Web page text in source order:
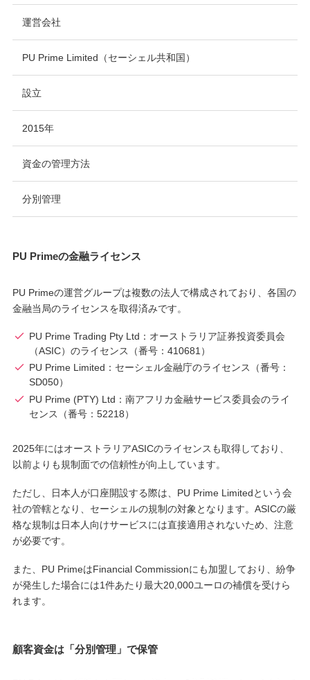
運営会社
PU Prime Limited（セーシェル共和国）
設立
2015年
資金の管理方法
分別管理
PU Primeの金融ライセンス
PU Primeの運営グループは複数の法人で構成されており、各国の
金融当局のライセンスを取得済みです。
PU Prime Trading Pty Ltd：オーストラリア証券投資委員会
（ASIC）のライセンス（番号：410681）
PU Prime Limited：セーシェル金融庁のライセンス（番号：
SD050）
PU Prime (PTY) Ltd：南アフリカ金融サービス委員会のライ
センス（番号：52218）
2025年にはオーストラリアASICのライセンスも取得しており、
以前よりも規制面での信頼性が向上しています。
ただし、日本人が口座開設する際は、PU Prime Limitedという会
社の管轄となり、セーシェルの規制の対象となります。ASICの厳
格な規制は日本人向けサービスには直接適用されないため、注意
が必要です。
また、PU PrimeはFinancial Commissionにも加盟しており、紛争
が発生した場合には1件あたり最大20,000ユーロの補償を受けら
れます。
顧客資金は「分別管理」で保管